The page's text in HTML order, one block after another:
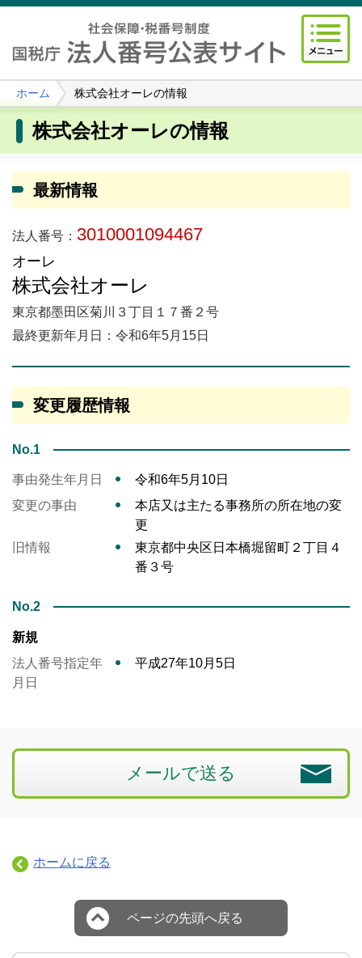
ホーム 株式会社オーレの情報
株式会社オーレの情報
最新情報
法人番号： 3010001094467
オーレ
株式会社オーレ
東京都墨田区菊川３丁目１７番２号
最終更新年月日：令和6年5月15日
変更履歴情報
No.1
事由発生年月日
令和6年5月10日
変更の事由
本店又は主たる事務所の所在地の変
更
旧情報
東京都中央区日本橋堀留町２丁目４
番３号
No.2
新規
法人番号指定年
月日
平成27年10月5日
メールで送る
ホームに戻る
ページの先頭へ戻る